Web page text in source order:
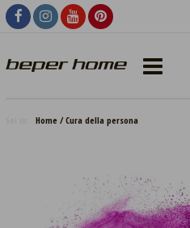
Home Cura della persona